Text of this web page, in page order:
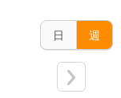
日 週